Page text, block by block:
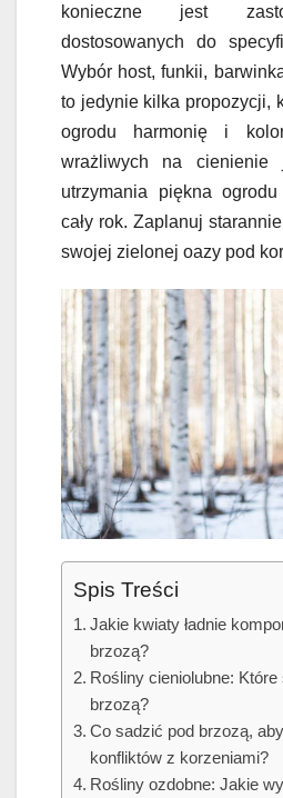
konieczne jest
dostosowanych do
Wybór host, funkii,
to jedynie kilka propozycji,
ogrodu harmonię i
wrażliwych na cienienie
utrzymania piękna
cały rok. Zaplanuj
swojej zielonej oazy pod
Spis Treści
Jakie kwiaty ładnie
brzozą?
Rośliny cieniolubne:
brzozą?
Co sadzić pod brzozą,
konfliktów z korzeniami?
Rośliny ozdobne: Jakie